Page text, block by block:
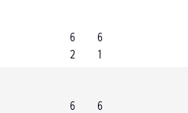
6
2
6
1
6
6